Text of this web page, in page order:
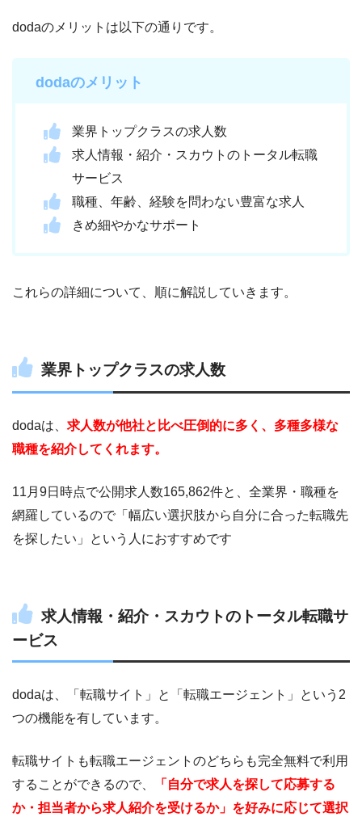
dodaのメリットは以下の通りです。
dodaのメリット
業界トップクラスの求人数
求人情報・紹介・スカウトのトータル転職
サービス
職種、年齢、経験を問わない豊富な求人
きめ細やかなサポート
これらの詳細について、順に解説していきます。
業界トップクラスの求人数
dodaは、 求人数が他社と比べ圧倒的に多く、多種多様な
職種を紹介してくれます。
11月9日時点で公開求人数165,862件と、全業界・職種を
網羅しているので「幅広い選択肢から自分に合った転職先
を探したい」という人におすすめです
求人情報・紹介・スカウトのトータル転職サ
ービス
dodaは、「転職サイト」と「転職エージェント」という2
つの機能を有しています。
転職サイトも転職エージェントのどちらも完全無料で利用
することができるので、
「自分で求人を探して応募する
か・担当者から求人紹介を受けるか」を好みに応じて選択